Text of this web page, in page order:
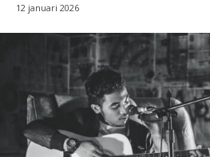
12 januari 2026